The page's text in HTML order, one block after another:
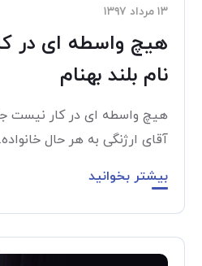
۱۳ مرداد ۱۳۹۷
هیچ واسطه ای در
نام بلند بهنام
هیچ واسطه ای در کار نیست
آقای ارژنگی به هر حال
بیشتر بخوانید